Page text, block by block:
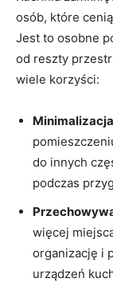
osób, które
Jest to osobne
od reszty
wiele korzyści:
do innych
podczas
więcej
organizację i
urządzeń